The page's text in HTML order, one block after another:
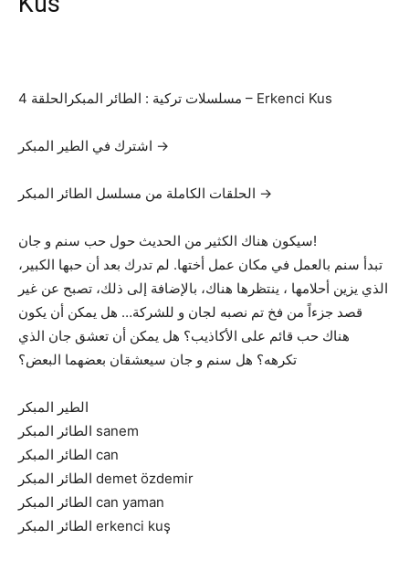
مسلسلات تركية : الطائر المبكرالحلقة 4 – Erkenci Kus
اشترك في الطير المبكر →
الحلقات الكاملة من مسلسل الطائر المبكر →
سيكون هناك الكثير من الحديث حول حب سنم و جان!
تبدأ سنم بالعمل في مكان عمل أختها. لم تدرك بعد أن حبها الكبير،
الذي يزين أحلامها ، ينتظرها هناك، بالإضافة إلى ذلك، تصبح عن غير
قصد جزءاً من فخ تم نصبه لجان و للشركة… هل يمكن أن يكون
هناك حب قائم على الأكاذيب؟ هل يمكن أن تعشق جان الذي
تكرهه؟ هل سنم و جان سيعشقان بعضهما البعض؟
الطير المبكر
الطائر المبكر sanem
الطائر المبكر can
الطائر المبكر demet özdemir
الطائر المبكر can yaman
الطائر المبكر erkenci kuş